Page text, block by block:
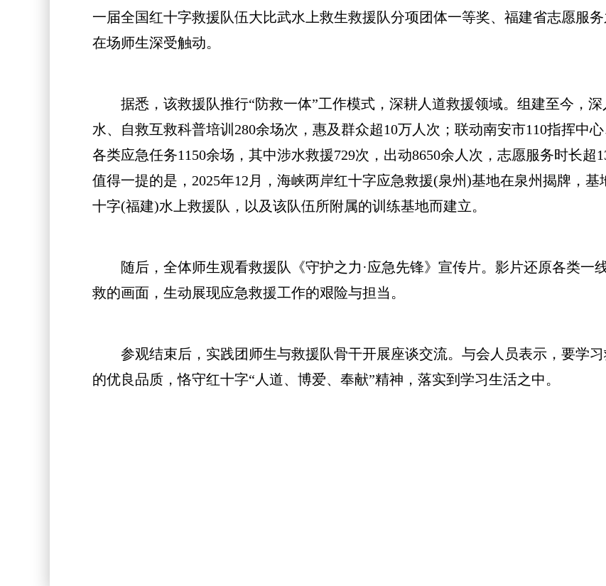
一届全国红十字救援队伍大比武水上救生救援队分项团体一等奖、福建省志愿服
在场师生深受触动。
据悉，该救援队推行“防救一体”工作模式，深耕人道救援领域。组建至今，深
水、自救互救科普培训280余场次，惠及群众超10万人次；联动南安市110指挥中
各类应急任务1150余场，其中涉水救援729次，出动8650余人次，志愿服务时长超
值得一提的是，2025年12月，海峡两岸红十字应急救援(泉州)基地在泉州揭牌，
十字(福建)水上救援队，以及该队伍所附属的训练基地而建立。
随后，全体师生观看救援队《守护之力·应急先锋》宣传片。影片还原各类一
救的画面，生动展现应急救援工作的艰险与担当。
参观结束后，实践团师生与救援队骨干开展座谈交流。与会人员表示，要学习
的优良品质，恪守红十字“人道、博爱、奉献”精神，落实到学习生活之中。